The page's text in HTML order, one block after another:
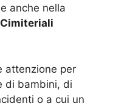
anche nella
attenzione per
di bambini, di
o a cui un